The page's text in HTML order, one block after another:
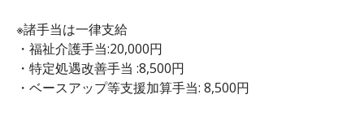
※諸手当は一律支給
・福祉介護手当:20,000円
・特定処遇改善手当 :8,500円
・ベースアップ等支援加算手当: 8,500円